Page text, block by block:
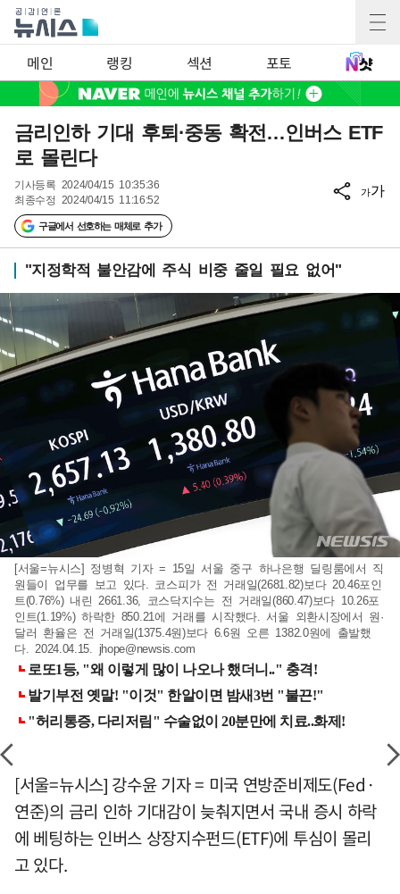
메인 랭킹 섹션 포토
금리인하 기대 후퇴·중동 확전…인버스 ETF
로 몰린다
기사등록 2024/04/15 10:35:36
최종수정 2024/04/15 11:16:52
구글에서 선호하는 매체로 추가
가가
"지정학적 불안감에 주식 비중 줄일 필요 없어"
[서울=뉴시스] 정병혁 기자 = 15일 서울 중구 하나은행 딜링룸에서 직
원들이 업무를 보고 있다. 코스피가 전 거래일(2681.82)보다 20.46포인
트(0.76%) 내린 2661.36, 코스닥지수는 전 거래일(860.47)보다 10.26포
인트(1.19%) 하락한 850.21에 거래를 시작했다. 서울 외환시장에서 원·
달러 환율은 전 거래일(1375.4원)보다 6.6원 오른 1382.0원에 출발했
다. 2024.04.15. jhope@newsis.com
[서울=뉴시스] 강수윤 기자 = 미국 연방준비제도(Fed·
연준)의 금리 인하 기대감이 늦춰지면서 국내 증시 하락
에 베팅하는 인버스 상장지수펀드(ETF)에 투심이 몰리
고 있다.